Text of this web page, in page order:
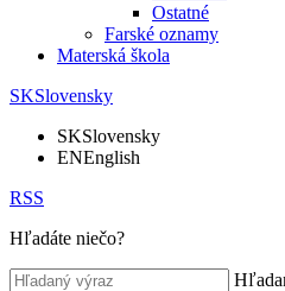
Ostatné
Farské oznamy
Materská škola
SKSlovensky
SKSlovensky
ENEnglish
RSS
Hľadáte niečo?